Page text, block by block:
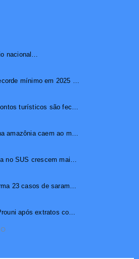
Ilhéus participa de seminário nacional sobre turismo sustentável e captação de investimentos
Desmatamento tem novo recorde mínimo em 2025 na mata atlâ...
Cristo, Bondinho e outros pontos turísticos são fechados ...
Alertas de desmatamento na amazônia caem ao menor patamar ...
Cirurgias plásticas de mama no SUS crescem mais de 50% em ...
Estado de São Paulo confirma 23 casos de sarampo; 16 não ...
Estudante perde bolsa do Prouni após extratos com apostas ...